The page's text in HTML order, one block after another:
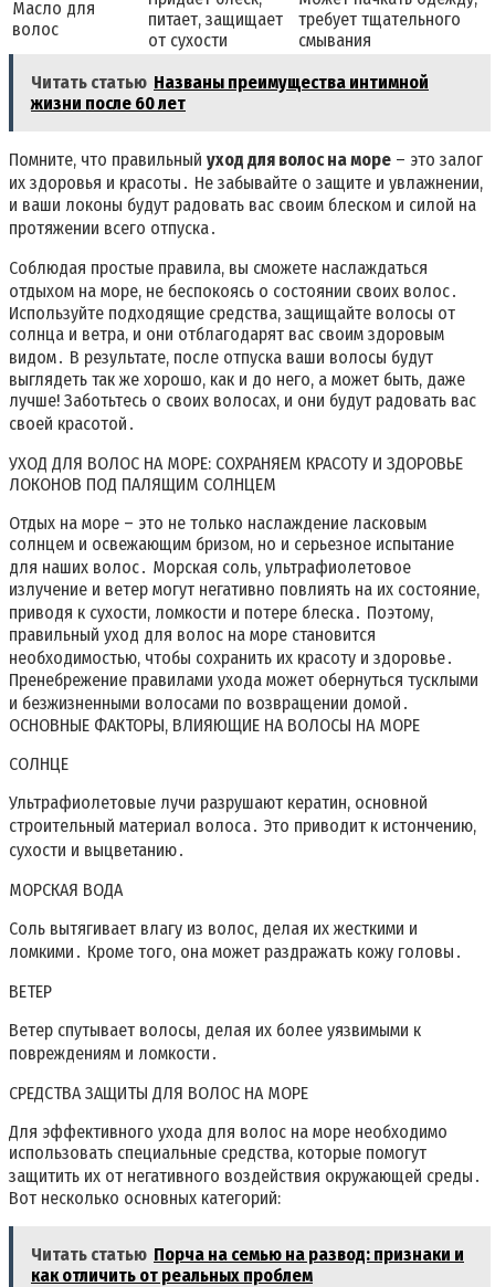
Масло для
волос
питает, защищает
от сухости
требует тщательного
смывания
Читать статью Названы преимущества интимной
жизни после 60 лет
Помните, что правильный уход для волос на море – это залог
их здоровья и красоты․ Не забывайте о защите и увлажнении,
и ваши локоны будут радовать вас своим блеском и силой на
протяжении всего отпуска․
Соблюдая простые правила, вы сможете наслаждаться
отдыхом на море, не беспокоясь о состоянии своих волос․
Используйте подходящие средства, защищайте волосы от
солнца и ветра, и они отблагодарят вас своим здоровым
видом․ В результате, после отпуска ваши волосы будут
выглядеть так же хорошо, как и до него, а может быть, даже
лучше! Заботьтесь о своих волосах, и они будут радовать вас
своей красотой․
УХОД ДЛЯ ВОЛОС НА МОРЕ: СОХРАНЯЕМ КРАСОТУ И ЗДОРОВЬЕ
ЛОКОНОВ ПОД ПАЛЯЩИМ СОЛНЦЕМ
Отдых на море – это не только наслаждение ласковым
солнцем и освежающим бризом, но и серьезное испытание
для наших волос․ Морская соль, ультрафиолетовое
излучение и ветер могут негативно повлиять на их состояние,
приводя к сухости, ломкости и потере блеска․ Поэтому,
правильный уход для волос на море становится
необходимостью, чтобы сохранить их красоту и здоровье․
Пренебрежение правилами ухода может обернуться тусклыми
и безжизненными волосами по возвращении домой․
ОСНОВНЫЕ ФАКТОРЫ, ВЛИЯЮЩИЕ НА ВОЛОСЫ НА МОРЕ
СОЛНЦЕ
Ультрафиолетовые лучи разрушают кератин, основной
строительный материал волоса․ Это приводит к истончению,
сухости и выцветанию․
МОРСКАЯ ВОДА
Соль вытягивает влагу из волос, делая их жесткими и
ломкими․ Кроме того, она может раздражать кожу головы․
ВЕТЕР
Ветер спутывает волосы, делая их более уязвимыми к
повреждениям и ломкости․
СРЕДСТВА ЗАЩИТЫ ДЛЯ ВОЛОС НА МОРЕ
Для эффективного ухода для волос на море необходимо
использовать специальные средства, которые помогут
защитить их от негативного воздействия окружающей среды․
Вот несколько основных категорий:
Читать статью Порча на семью на развод: признаки и
как отличить от реальных проблем